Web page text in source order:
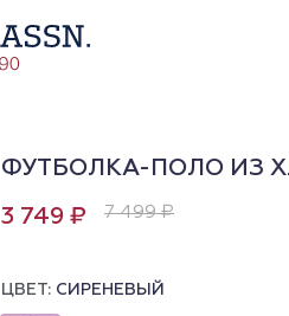
ФУТБОЛКА-ПОЛО ИЗ
3 749 ₽ 7 499 ₽
ЦВЕТ: СИРЕНЕВЫЙ